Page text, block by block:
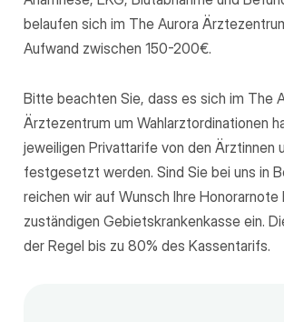
belaufen sich im The Aurora
Aufwand zwischen 150-200€.
Bitte beachten Sie, dass es sich im The
Ärztezentrum um Wahlarztordinationen
jeweiligen Privattarife von den Ärztinnen
festgesetzt werden. Sind Sie bei uns in
reichen wir auf Wunsch Ihre Honorarnote
zuständigen Gebietskrankenkasse ein.
der Regel bis zu 80% des Kassentarifs.